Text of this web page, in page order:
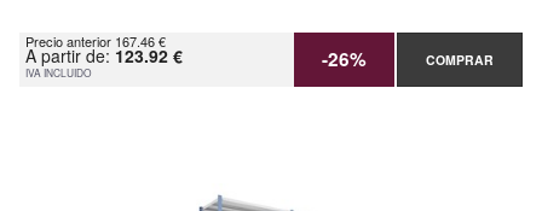
Precio anterior 167.46 €
A partir de: 123.92 €
IVA INCLUIDO -26% COMPRAR